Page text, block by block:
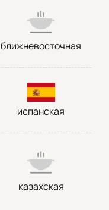
ближневосточная
испанская
казахская